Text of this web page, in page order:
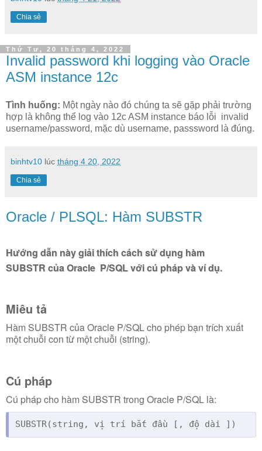
Chia sẻ
Thứ Tư, 20 tháng 4, 2022
Invalid password khi logging vào Oracle
ASM instance 12c
Tình huống: Một ngày nào đó chúng ta sẽ gặp phải trường
hợp là không thể log vào 12c ASM instance báo lỗi invalid
username/password, mặc dù username, passsword là đúng.
binhtv10 lúc tháng 4 20, 2022
Chia sẻ
Oracle / PLSQL: Hàm SUBSTR
Hướng dẫn này giải thích cách sử dụng hàm
SUBSTR của Oracle P/SQLvới cú pháp và ví dụ.
Miêu tả
Hàm SUBSTR của Oracle P/SQL cho phép bạn trích xuất
một chuỗi con từ một chuỗi (string).
Cú pháp
Cú pháp cho hàm SUBSTR trong Oracle P/SQL là:
SUBSTR(string, vị trí bắt đầu [, độ dài ])